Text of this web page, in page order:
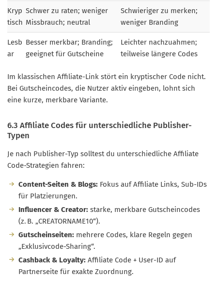
Kryp
tisch
Schwer zu raten; weniger
Missbrauch; neutral
Schwieriger zu merken;
weniger Branding
Lesb
ar
Besser merkbar; Branding;
geeignet für Gutscheine
Leichter nachzuahmen;
teilweise längere Codes
Im klassischen Affiliate-Link stört ein kryptischer Code nicht.
Bei Gutscheincodes, die Nutzer aktiv eingeben, lohnt sich
eine kurze, merkbare Variante.
6.3 Affiliate Codes für unterschiedliche Publisher-
Typen
Je nach Publisher-Typ solltest du unterschiedliche Affiliate
Code-Strategien fahren:
Content-Seiten & Blogs: Fokus auf Affiliate Links, Sub-IDs
für Platzierungen.
Influencer & Creator: starke, merkbare Gutscheincodes
(z. B. „CREATORNAME10“).
Gutscheinseiten: mehrere Codes, klare Regeln gegen
„Exklusivcode-Sharing“.
Cashback & Loyalty: Affiliate Code + User-ID auf
Partnerseite für exakte Zuordnung.